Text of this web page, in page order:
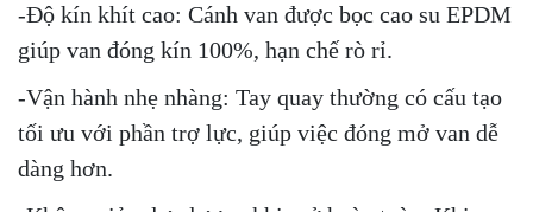
-Độ kín khít cao: Cánh van được bọc cao su EPDM
giúp van đóng kín 100%, hạn chế rò rỉ.
-Vận hành nhẹ nhàng: Tay quay thường có cấu tạo
tối ưu với phần trợ lực, giúp việc đóng mở van dễ
dàng hơn.